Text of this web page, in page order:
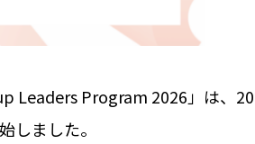
Leaders Program 2026」は、
しました。